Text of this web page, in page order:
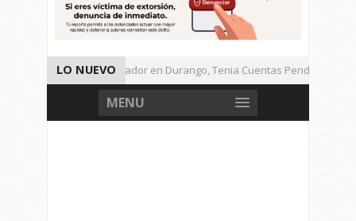
LO NUEVO
Detienen a Defraudador en Durango, Tenia Cuentas Pendientes en
Presenta Presidenta Sheinbaum, 10 Acciones Para Explotación de
MENU